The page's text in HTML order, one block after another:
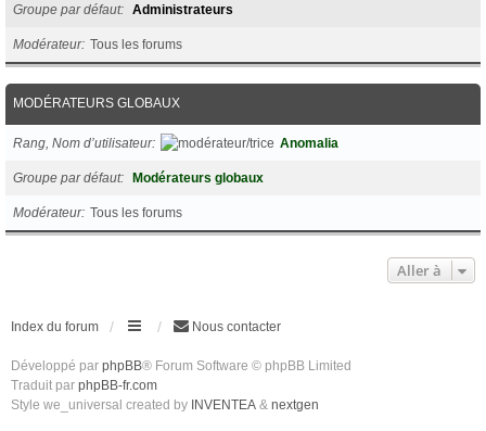
Groupe par défaut Administrateurs
Modérateur Tous les forums
MODÉRATEURS GLOBAUX
Rang, Nom d’utilisateur Anomalia
Groupe par défaut Modérateurs globaux
Modérateur Tous les forums
Aller à
Index du forum Nous contacter
Développé par phpBB® Forum Software © phpBB Limited
Traduit par phpBB-fr.com
Style we_universal created by INVENTEA & nextgen